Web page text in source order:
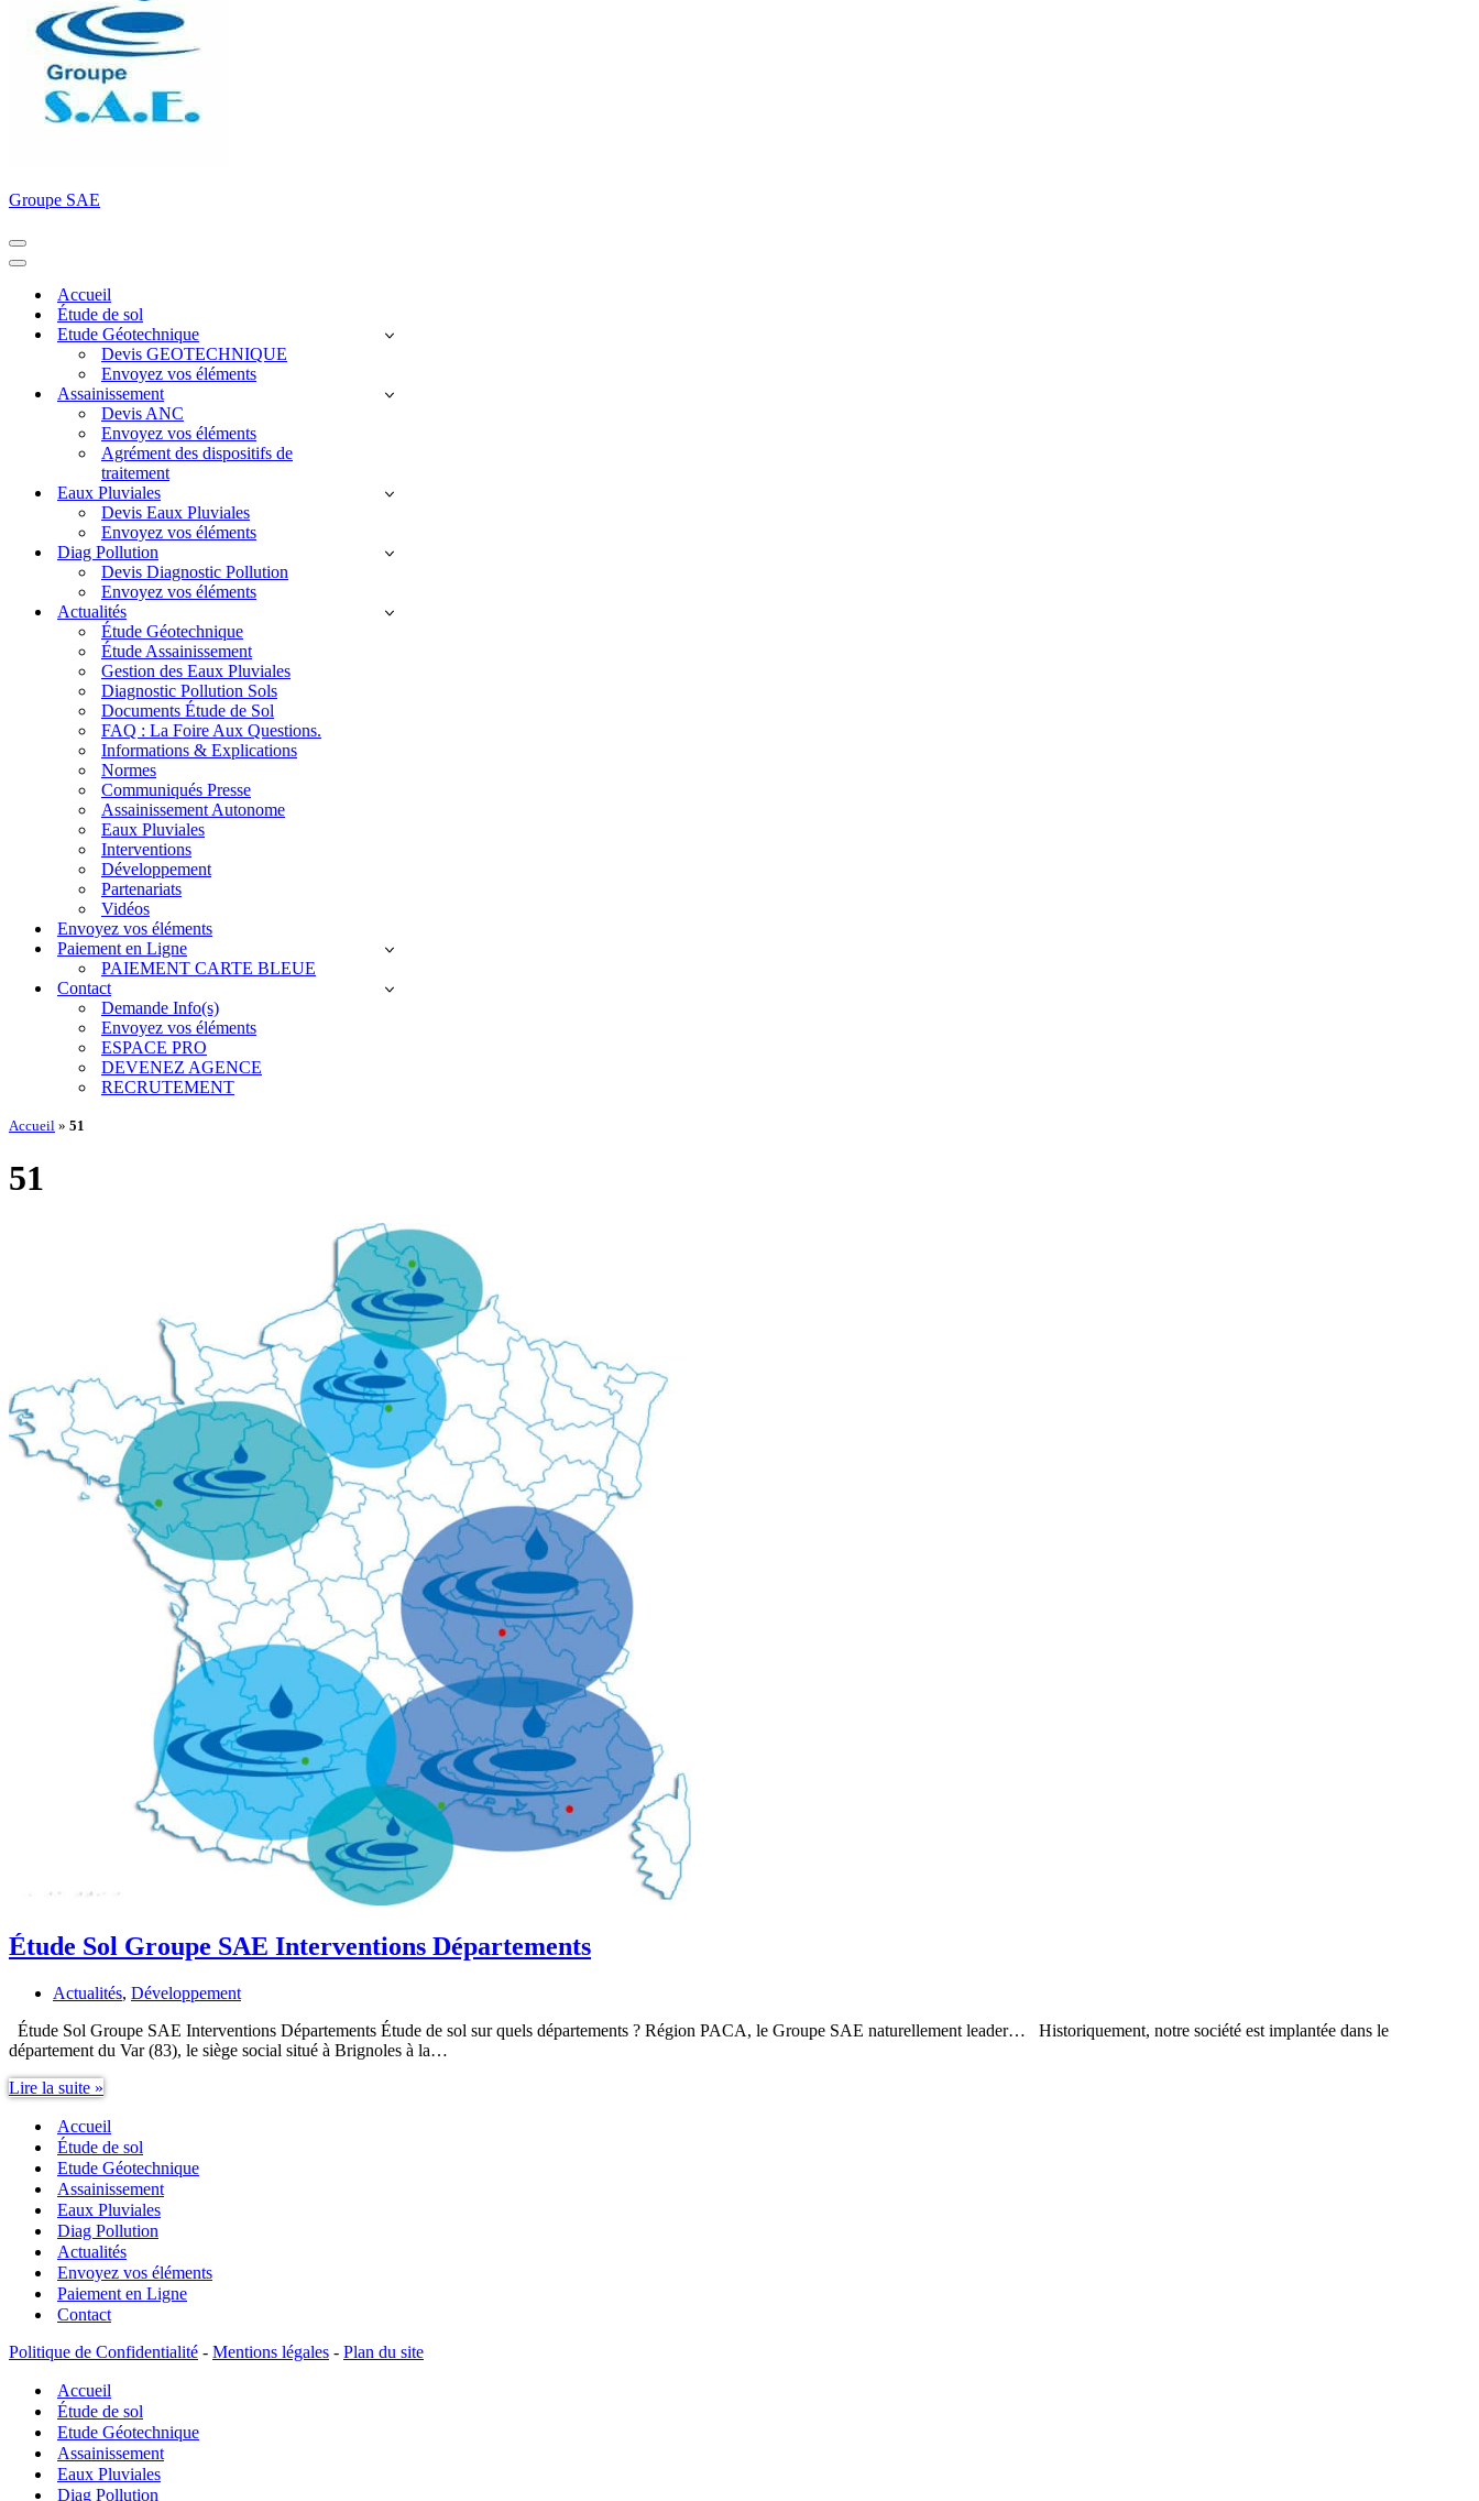
Groupe SAE
Menu
de
Menu
navigationAccueil
Étude de sol
Etude Géotechnique
Devis GEOTECHNIQUE
Envoyez vos éléments
Assainissement
Devis ANC
Envoyez vos éléments
Agrément des dispositifs de
traitement
Eaux Pluviales
Devis Eaux Pluviales
Envoyez vos éléments
Diag Pollution
Devis Diagnostic Pollution
Envoyez vos éléments
Actualités
Étude Géotechnique
Étude Assainissement
Gestion des Eaux Pluviales
Diagnostic Pollution Sols
Documents Étude de Sol
FAQ : La Foire Aux Questions.
Informations & Explications
Normes
Communiqués Presse
Assainissement Autonome
Eaux Pluviales
Interventions
Développement
Partenariats
Vidéos
Envoyez vos éléments
Paiement en Ligne
PAIEMENT CARTE BLEUE
Contact
Demande Info(s)
Envoyez vos éléments
ESPACE PRO
DEVENEZ AGENCE
RECRUTEMENT
Accueil » 51
51
Étude Sol Groupe SAE Interventions Départements
Actualités, Développement
Étude Sol Groupe SAE Interventions Départements Étude de sol sur quels départements ? Région PACA, le Groupe SAE naturellement leader… Historiquement, notre société est implantée dans le
département du Var (83), le siège social situé à Brignoles à la…
Lire la suite »
Groupe
SAE
Interventions
Départements
Accueil
Étude de sol
Etude Géotechnique
Assainissement
Eaux Pluviales
Diag Pollution
Actualités
Envoyez vos éléments
Paiement en Ligne
Contact
Politique de Confidentialité - Mentions légales - Plan du site
Accueil
Étude de sol
Etude Géotechnique
Assainissement
Eaux Pluviales
Diag Pollution